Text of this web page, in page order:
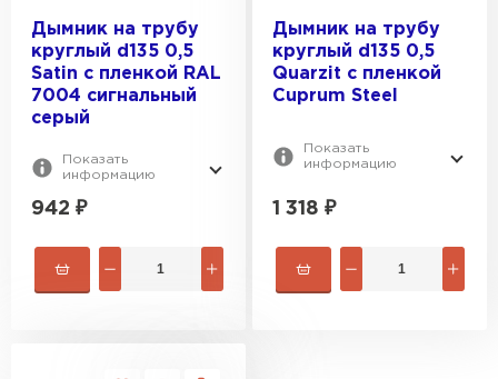
Дымник на трубу
круглый d135 0,5
Satin с пленкой RAL
7004 сигнальный
серый
Показать
информацию
942 ₽
Дымник на трубу
круглый d135 0,5
Quarzit с пленкой
Cuprum Steel
Показать
информацию
1 318 ₽